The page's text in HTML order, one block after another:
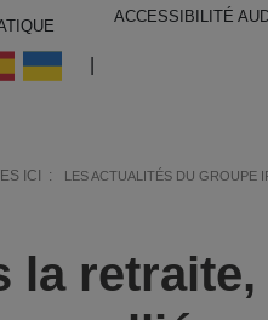
ACCESSIBILITÉ
ICI : LES ACTUALITÉS DU GROUPE
la